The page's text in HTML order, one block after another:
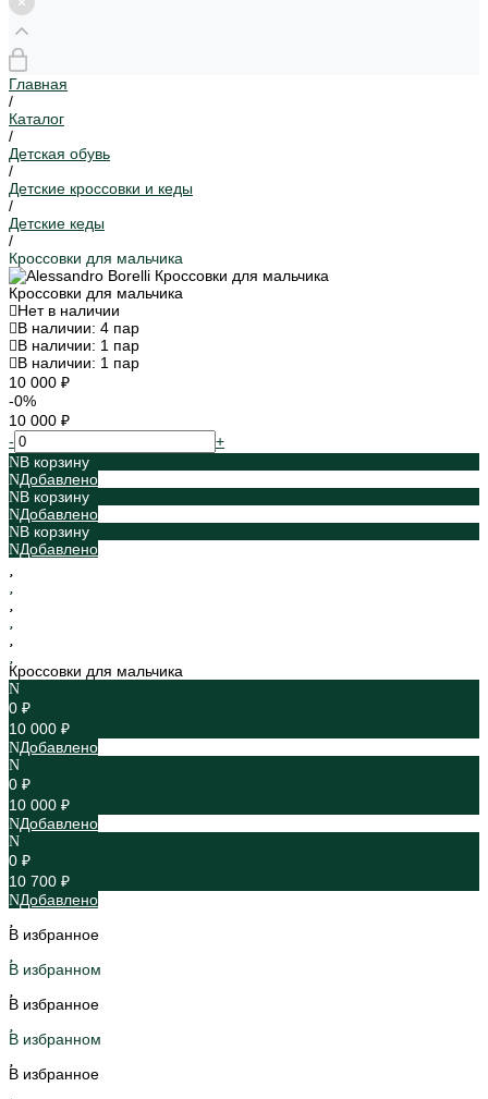
Главная
/
Каталог
/
Детская обувь
/
Детские кроссовки и кеды
/
Детские кеды
/
Кроссовки для мальчика
Кроссовки для мальчика
Нет в наличии
В наличии: 4 пар
В наличии: 1 пар
В наличии: 1 пар
10 000 ₽
-0%
10 000 ₽
-
+
В корзину
Добавлено
В корзину
Добавлено
В корзину
Добавлено
Кроссовки для мальчика
0 ₽
10 000 ₽
Добавлено
0 ₽
10 000 ₽
Добавлено
0 ₽
10 700 ₽
Добавлено
В избранное
В избранном
В избранное
В избранном
В избранное